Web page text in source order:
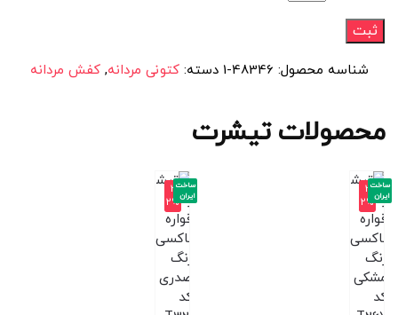
شناسه محصول: 48346-1 دسته:کتونی مردانه,کفش مردانه
محصولات تیشرت
-3
2%
ساخت
ایران
-3
2%
ساخت
ایران